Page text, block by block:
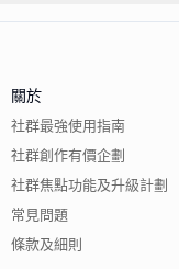
關於
社群最強使用指南
社群創作有價企劃
社群焦點功能及升級計劃
常見問題
條款及細則